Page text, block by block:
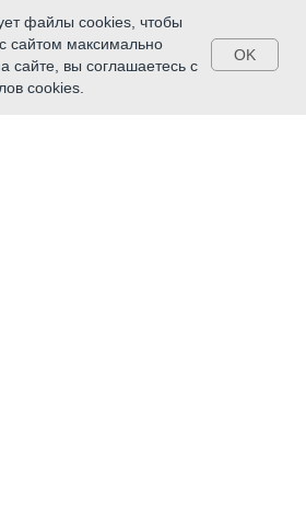
файлы cookies, чтобы
сайтом максимально
сайте, вы соглашаетесь с
cookies.
OK